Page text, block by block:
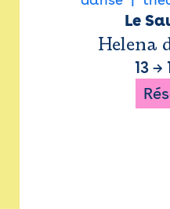
Le
Helena
13 →